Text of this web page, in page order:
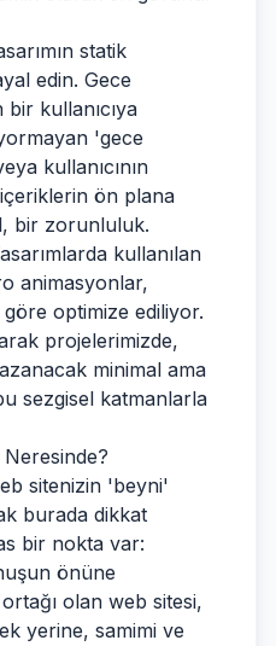
statik
edin. Gece
kullanıcıya
'gece
kullanıcının
ön plana
bir zorunluluk.
kullanılan
animasyonlar,
göre optimize ediliyor.
projelerimizde,
minimal ama
sezgisel katmanlarla
Neresinde?
sitenizin 'beyni'
burada dikkat
bir nokta var:
önüne
olan web sitesi,
yerine, samimi ve